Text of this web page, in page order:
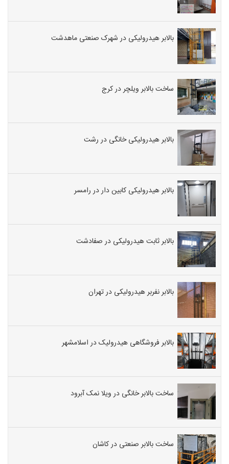
بالابر هیدرولیکی در شهرک صنعتی ماهدشت
ساخت بالابر ویلچر در کرج
بالابر هیدرولیکی خانگی در رشت
بالابر هیدرولیکی کابین دار در رامسر
بالابر ثابت هیدرولیکی در صفادشت
بالابر نفربر هیدرولیکی در تهران
بالابر فروشگاهی هیدرولیک در اسلامشهر
ساخت بالابر خانگی در ویلا نمک آبرود
ساخت بالابر صنعتی در کاشان